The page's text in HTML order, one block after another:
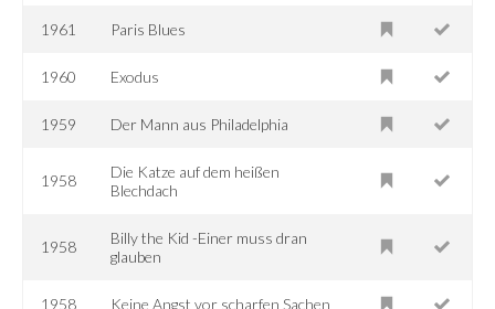
1961 Paris Blues
1960 Exodus
1959 Der Mann aus Philadelphia
1958
Die Katze auf dem heißen
Blechdach
1958
Billy the Kid -Einer muss dran
glauben
1958 Keine Angst vor scharfen Sachen